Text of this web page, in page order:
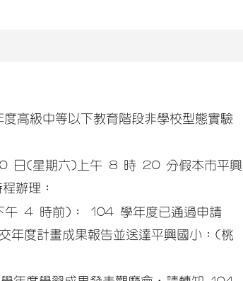
級中等以下教育階段非學校型態實驗
日(星期六)上午 8 時 20 分假本市平興
辦理：
4 時前)： 104 學年度已通過申請
年度計畫成果報告並送達平興國小：(桃